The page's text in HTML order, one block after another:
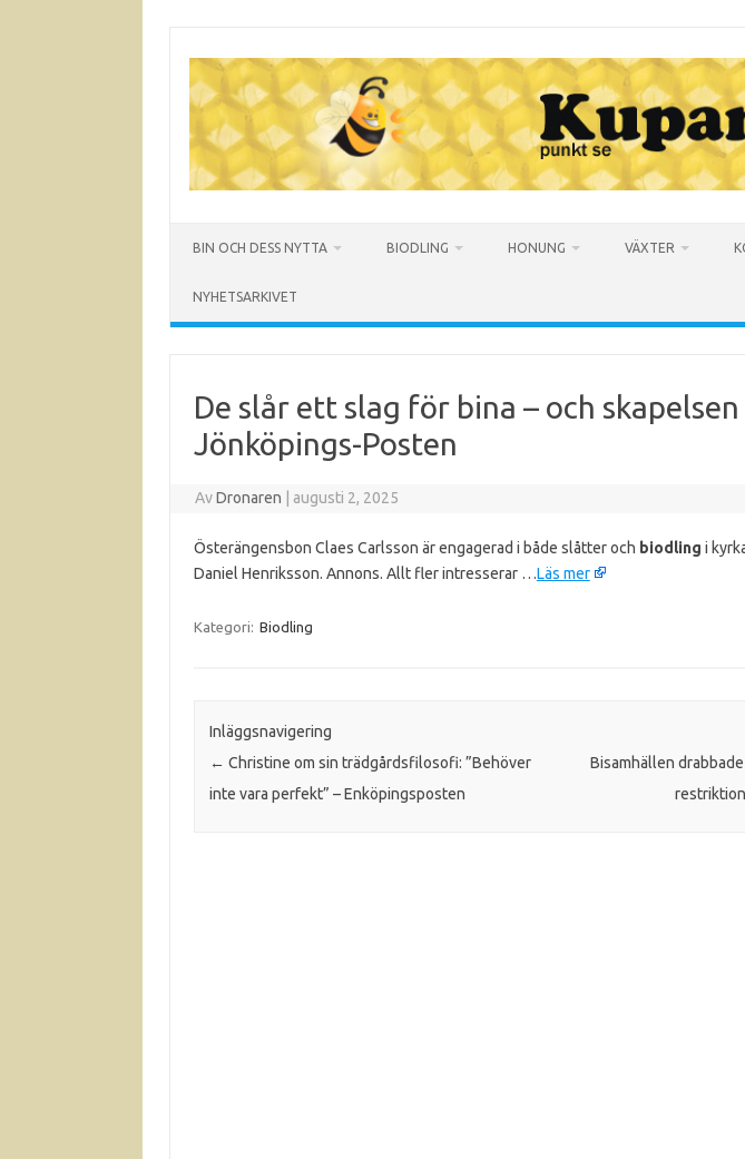
innehåll
BIN OCH DESS NYTTA BIODLING HONUNG VÄXTER
NYHETSARKIVET
De slår ett slag för bina – och skapelsen
Jönköpings-Posten
AvDronaren augusti 2, 2025
Österängensbon Claes Carlsson är engagerad i både slåtter och biodling i
Daniel Henriksson. Annons. Allt fler intresserar …Läs mer
Kategori: Biodling
Inläggsnavigering
← Christine om sin trädgårdsfilosofi: ”Behöver
inte vara perfekt” – Enköpingsposten
Bisamhällen